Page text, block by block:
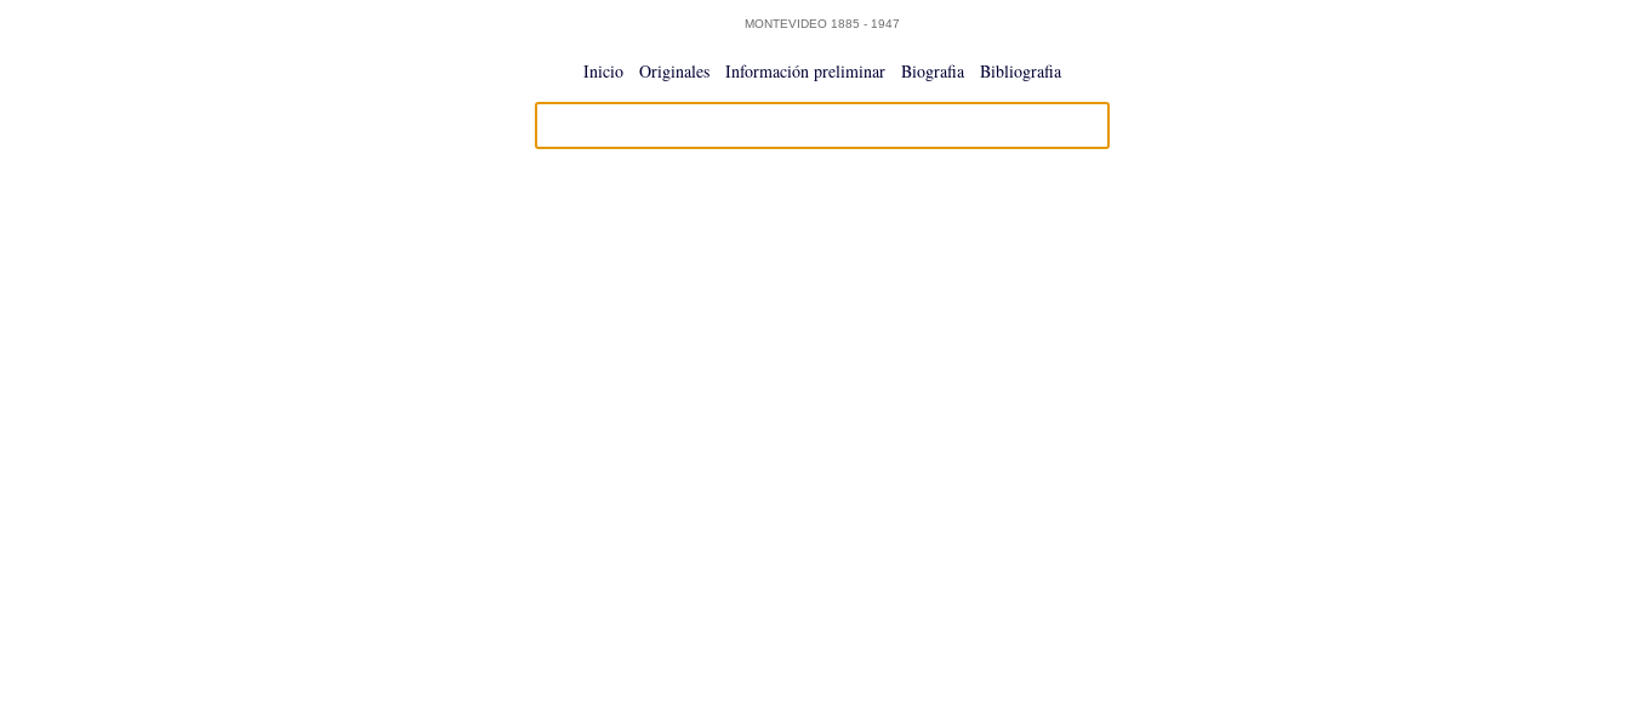
MONTEVIDEO 1885 - 1947
Inicio Originales Información preliminar Biografia Bibliografia